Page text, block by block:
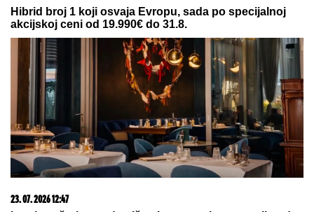
08. 08. 2026 11:00
KIFLICE SA ŠUNKOM I FETOM: Mekane, mirisne i
neodoljive